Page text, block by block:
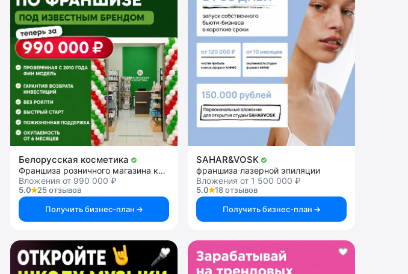
Белорусская косметика
Франшиза розничного магазина косметики
Вложения от 990 000 ₽
5.0
25 отзывов
Получить бизнес-план
SAHAR&VOSK
франшиза лазерной эпиляции
Вложения от 1 500 000 ₽
5.0
18 отзывов
Получить бизнес-план